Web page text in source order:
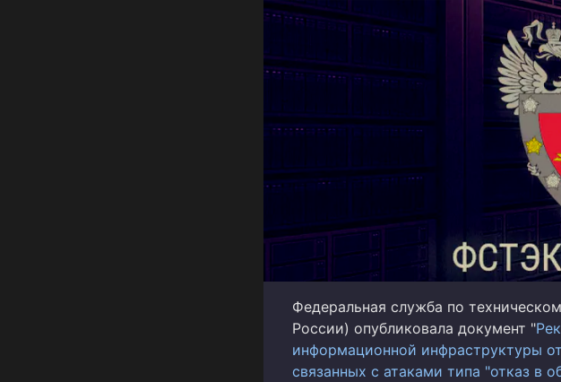
Федеральная служба по
России) опубликовала документ "
информационной инфраструктуры
связанных с атаками типа "отказ в